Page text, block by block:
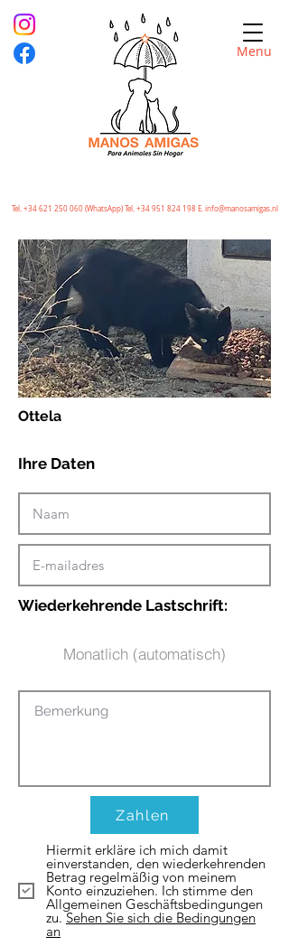
Tel. +34 621 250 060 (WhatsApp) Tel. +34 951 824 198 E. info@manosamigas.nl
Menu
Ottela
Ihre Daten
Wiederkehrende Lastschrift:
Monatlich (automatisch)
Zahlen
Hiermit erkläre ich mich damit
einverstanden, den wiederkehrenden
Betrag regelmäßig von meinem
Konto einzuziehen. Ich stimme den
Allgemeinen Geschäftsbedingungen
zu.Sehen Sie sich die Bedingungen
an